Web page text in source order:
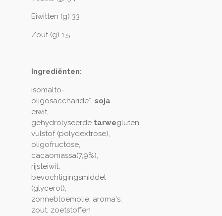
Eiwitten (g) 33
Zout (g) 1,5
Ingrediënten:
isomalto-
oligosaccharide*, soja-
eiwit,
gehydrolyseerde tarwegluten,
vulstof (polydextrose),
oligofructose,
cacaomassa(7,9%),
rijsteiwit,
bevochtigingsmiddel
(glycerol),
zonnebloemolie, aroma's,
zout, zoetstoffen